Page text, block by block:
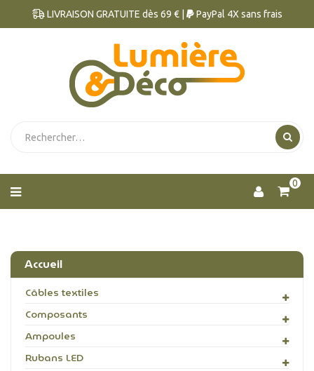
LIVRAISON GRATUITE dès 69 € | PayPal 4X sans frais
0
Accueil
Câbles textiles
Composants
Ampoules
Rubans LED